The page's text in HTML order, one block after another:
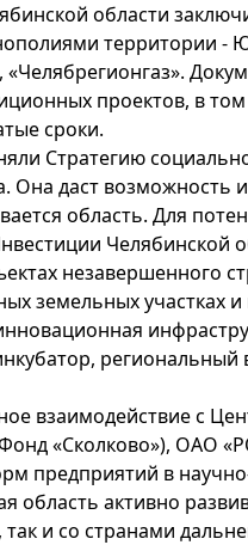
области
территории -
«Челябрегионгаз».
проектов, в
сроки.
Стратегию
Она даст возможность
область. Для
Челябинской
незавершенного
земельных участках
взаимодействие с
«Сколково»), ОАО
предприятий в
область активно
так и со странами